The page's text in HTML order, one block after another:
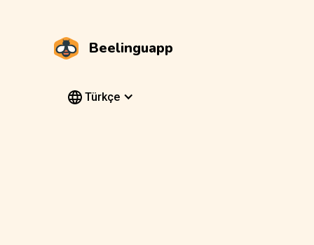
Beelinguapp
Türkçe